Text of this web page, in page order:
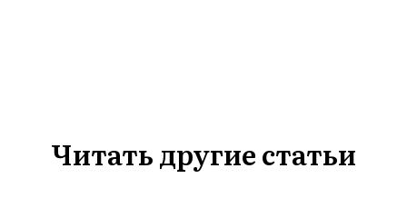
Читать другие статьи